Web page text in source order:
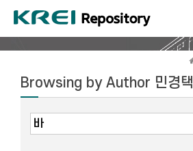
Browsing by Author 민경택